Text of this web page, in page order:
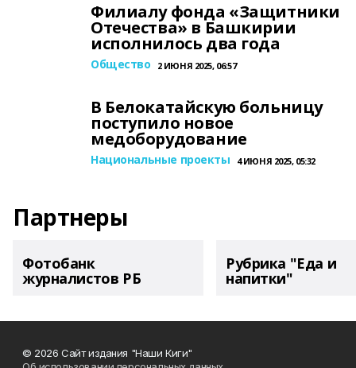
Филиалу фонда «Защитники
Отечества» в Башкирии
исполнилось два года
Общество 2 ИЮНЯ 2025, 06:57
В Белокатайскую больницу
поступило новое
медоборудование
Национальные проекты 4 ИЮНЯ 2025, 05:32
Партнеры
Фотобанк
журналистов РБ
Рубрика "Еда и
напитки"
© 2026 Сайт издания "Наши Киги"